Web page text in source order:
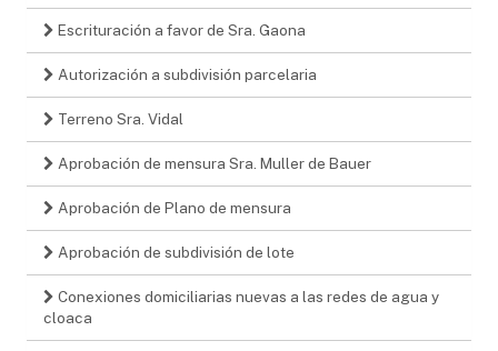
Escrituración a favor de Sra. Gaona
Autorización a subdivisión parcelaria
Terreno Sra. Vidal
Aprobación de mensura Sra. Muller de Bauer
Aprobación de Plano de mensura
Aprobación de subdivisión de lote
Conexiones domiciliarias nuevas a las redes de agua y
cloaca